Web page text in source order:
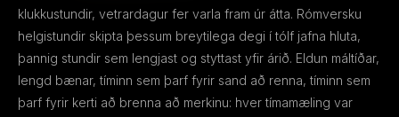
klukkustundir, vetrardagur fer varla fram úr átta. Rómversku
helgistundir skipta þessum breytilega degi í tólf jafna hluta,
þannig stundir sem lengjast og styttast yfir árið. Eldun máltíðar,
lengd bænar, tíminn sem þarf fyrir sand að renna, tíminn sem
þarf fyrir kerti að brenna að merkinu: hver tímamæling var